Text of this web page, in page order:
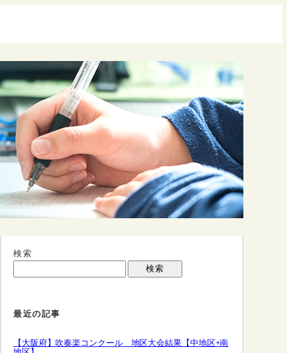
検索
検索
最近の記事
【大阪府】吹奏楽コンクール 地区大会結果【中地区+南